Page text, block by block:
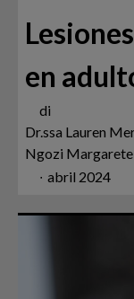
en
di
Dr.ssa Lauren
Ngozi Margarete
∙ abril 2024